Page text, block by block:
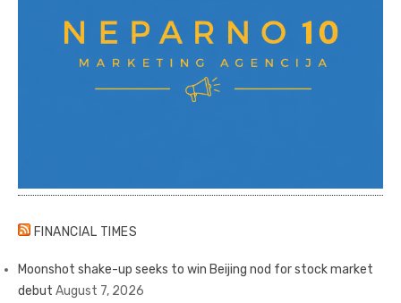
FINANCIAL TIMES
Moonshot shake-up seeks to win Beijing nod for stock market
debut August 7, 2026